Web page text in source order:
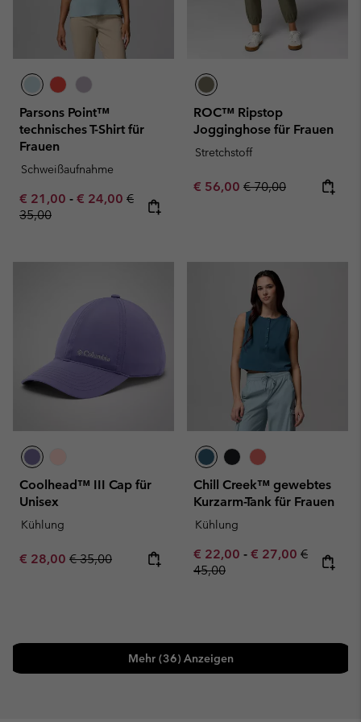
Parsons Point™
technisches T-Shirt für
Frauen
Schweißaufnahme
Minimum sale price:
€ 21,00 - Maximum sale price:
€ 24,00 Regular price:
€
35,00
ROC™ Ripstop
Jogginghose für Frauen
Stretchstoff
Sale price:
€ 56,00 Regular price:
€ 70,00
Coolhead™ III Cap für
Unisex
Kühlung
Sale price:
€ 28,00 Regular price:
€ 35,00
Chill Creek™ gewebtes
Kurzarm-Tank für Frauen
Kühlung
Minimum sale price:
€ 22,00 - Maximum sale
€ 27,00 Regular
€
45,00
Mehr (36) Anzeigen